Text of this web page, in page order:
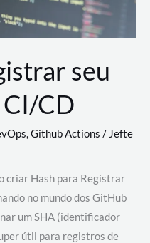
seu
CD
,Github Actions /Jefte
criar Hash para Registrar
no mundo dos GitHub
um SHA (identificador
útil para registros de